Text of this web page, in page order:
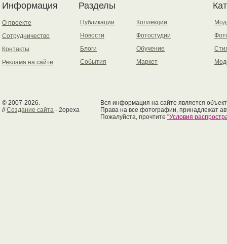
Информация
О проекте
Сотрудничество
Контакты
Реклама на сайте
Разделы
Публикации
Новости
Блоги
События
Коллекции
Фотостудии
Обучение
Маркет
© 2007-2026.
//Создание сайта - 2opexa
Вся информация на сайте является
Права на все фотографии, принадлежат
Пожалуйста, прочтите "Условия